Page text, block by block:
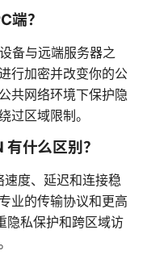
端？
备与远端服务器之
行加密并改变你的公
共网络环境下保护隐
过区域限制。
什么区别？
速度、延迟和连接稳
业的传输协议和更高
隐私保护和跨区域访